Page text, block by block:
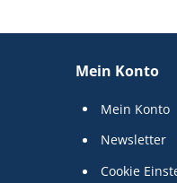
Mein Konto
Mein Konto
Newsletter
Cookie